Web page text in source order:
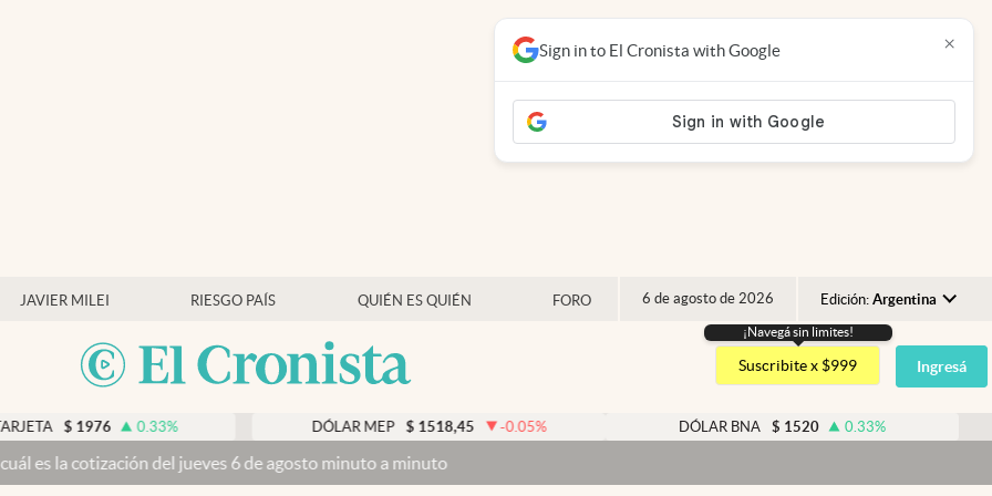
JAVIER MILEI RIESGO PAÍS QUIÉN ES QUIÉN FORO 6 de agosto de 2026 Edición: Argentina
Argentina
España
USA
¡Navegá sin limites!
Suscribite x $999 Ingresá
0.33% $ 1518,45 -0.05% 1520 0.33%
del jueves 6 de agosto minuto a minuto
Sign in to El Cronista with Google ×